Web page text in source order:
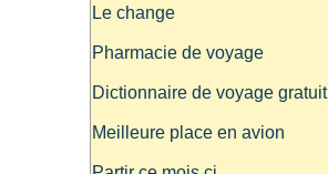
Le change
Pharmacie de voyage
Dictionnaire de voyage gratuit
Meilleure place en avion